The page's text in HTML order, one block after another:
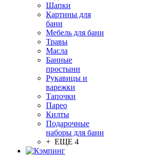
Шапки
Картины для
бани
Мебель для бани
Травы
Масла
Банные
простыни
Рукавицы и
варежки
Тапочки
Парео
Килты
Подарочные
наборы для бани
+ ЕЩЕ 4